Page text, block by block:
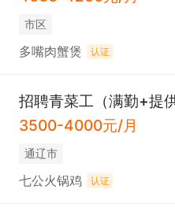
市区
多嘴肉蟹煲 认证
招聘青菜工（满勤+提
3500-4000元/月
通辽市
七公火锅鸡 认证